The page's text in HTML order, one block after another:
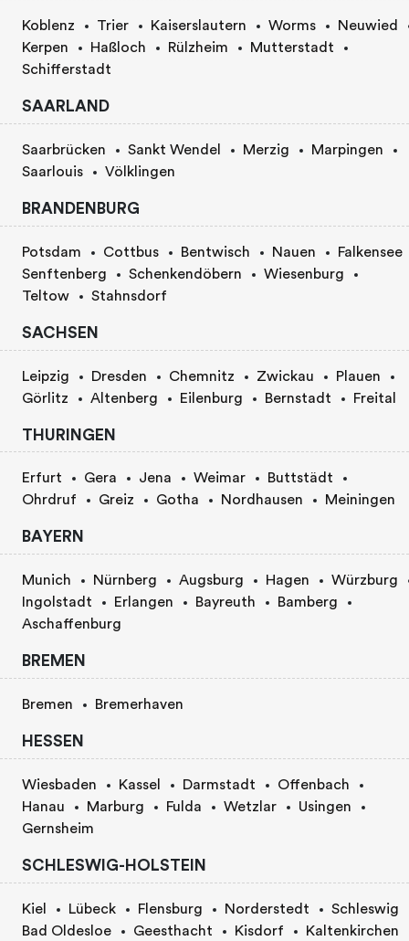
Koblenz Trier Kaiserslautern Worms
Neuwied
Kerpen
Haßloch Rülzheim
Mutterstadt
Schifferstadt
SAARLAND
Saarbrücken Sankt Wendel Merzig
Marpingen
Saarlouis
Völklingen
BRANDENBURG
Potsdam Cottbus Bentwisch Nauen
Falkensee
Senftenberg
Schenkendöbern
Wiesenburg
Teltow
Stahnsdorf
SACHSEN
Leipzig Dresden Chemnitz Zwickau
Plauen
Görlitz
Altenberg Eilenburg Bernstadt Freital
THURINGEN
Erfurt Gera Jena Weimar
Buttstädt
Ohrdruf
Greiz Gotha Nordhausen Meiningen
BAYERN
Munich Nürnberg Augsburg Hagen
Würzburg
Ingolstadt
Erlangen Bayreuth
Bamberg
Aschaffenburg
BREMEN
Bremen Bremerhaven
HESSEN
Wiesbaden Kassel Darmstadt
Offenbach
Hanau
Marburg Fulda Wetzlar
Usingen
Gernsheim
SCHLESWIG-HOLSTEIN
Kiel Lübeck Flensburg Norderstedt
Schleswig
Bad Oldesloe
Geesthacht Kisdorf Kaltenkirchen